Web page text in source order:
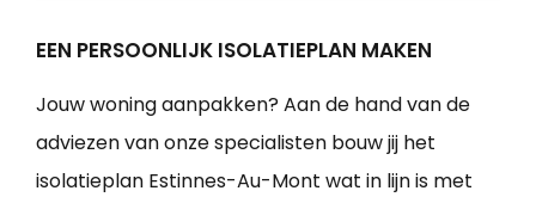
EEN PERSOONLIJK ISOLATIEPLAN MAKEN
Jouw woning aanpakken? Aan de hand van de
adviezen van onze specialisten bouw jij het
isolatieplan Estinnes-Au-Mont wat in lijn is met